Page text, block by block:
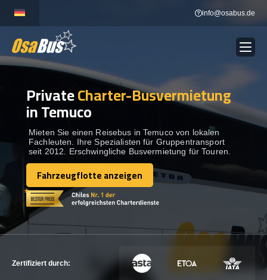
content
info@osabus.de
BUSVERMIETUNG Show dropdown
REISEZIELE Show dropdown
FLOTTE
KONTAKTIEREN SIE UNS
KONTAKTIEREN SIE UNS
PrivateCharter-Busvermietung
in Temuco
Mieten Sie einen Reisebus in Temuco von lokalen
Fachleuten. Ihre Spezialisten für Gruppentransport
seit 2012. Erschwingliche Busvermietung für Touren.
Fahrzeugflotte anzeigen
Fahrzeugflotte anzeigen
Zertifiziert durch: